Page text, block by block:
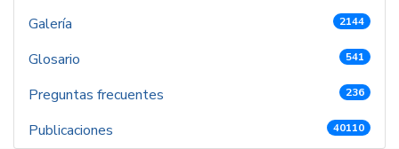
Galería 2144
Glosario 541
Preguntas frecuentes 236
Publicaciones 40110